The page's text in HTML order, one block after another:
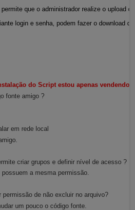
que o administrador realize o upload
login e senha, podem fazer o download
do Script estou apenas vendendo
fonte amigo ?
em rede local
criar grupos e definir nível de acesso ?
possuem a mesma permissão.
permissão de não excluir no arquivo?
um pouco o código fonte.